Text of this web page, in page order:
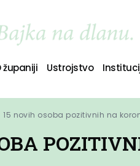
županiji Ustrojstvo
15 novih osoba pozitivnih na